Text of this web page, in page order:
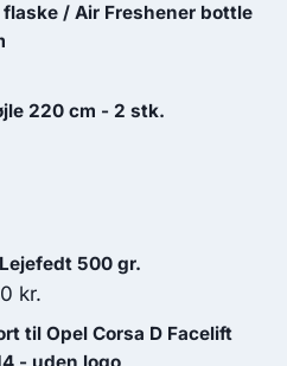
kr..
/ Air Freshener bottle
220 cm - 2 stk.
500 gr.
kr.
aktuelle
pris
til Opel Corsa D Facelift